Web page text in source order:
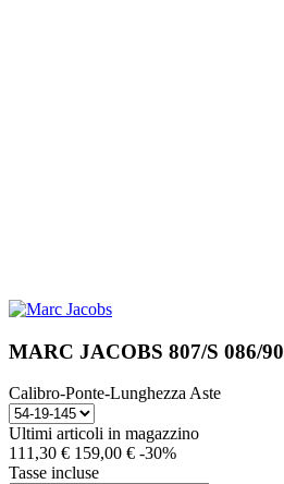
MARC JACOBS 807/S 086/90
Calibro-Ponte-Lunghezza Aste
Ultimi articoli in magazzino
111,30 € 159,00 € -30%
Tasse incluse